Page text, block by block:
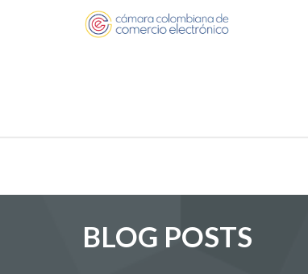
BLOG POSTS